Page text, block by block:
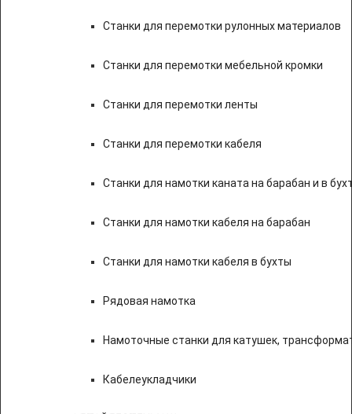
Станки для перемотки рулонных материалов
Станки для перемотки мебельной кромки
Станки для перемотки ленты
Станки для перемотки кабеля
Станки для намотки каната на барабан и в
Станки для намотки кабеля на барабан
Станки для намотки кабеля в бухты
Рядовая намотка
Намоточные станки для катушек,
Кабелеукладчики